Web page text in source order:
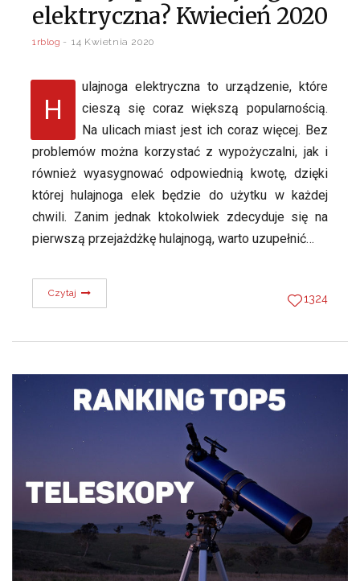
elektryczna? Kwiecień 2020
1rblog 14 Kwietnia 2020
H
ulajnoga elektryczna to urządzenie, które
cieszą się coraz większą popularnością.
Na ulicach miast jest ich coraz więcej. Bez
problemów można korzystać z wypożyczalni, jak i
również wyasygnować odpowiednią kwotę, dzięki
której hulajnoga elek będzie do użytku w każdej
chwili. Zanim jednak ktokolwiek zdecyduje się na
pierwszą przejażdżkę hulajnogą, warto uzupełnić…
Czytaj 1324